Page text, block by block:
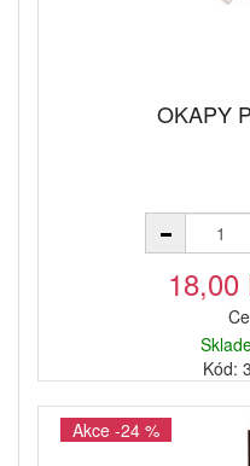
OKAPY
Kód:
Akce -24 %